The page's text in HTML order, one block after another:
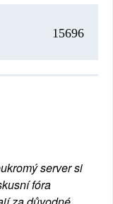
15696
server si
fóra